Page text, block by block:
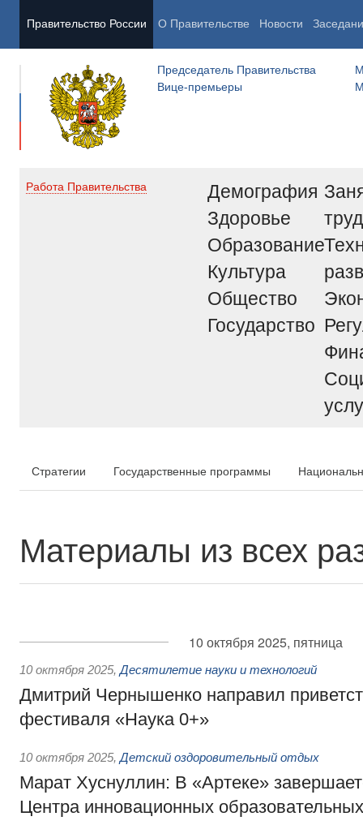
Правительство России О Правительстве Новости
Председатель Правительства
Вице-премьеры
Работа Правительства
Демография
Здоровье
Образование
Культура
Общество
Государство
труд
Стратегии Государственные программы
Материалы из всех
10 октября 2025, пятница
10 октября 2025, Десятилетие науки и технологий
Дмитрий Чернышенко направил
фестиваля «Наука 0+»
10 октября 2025, Детский оздоровительный отдых
Марат Хуснуллин: В «Артеке»
Центра инновационных